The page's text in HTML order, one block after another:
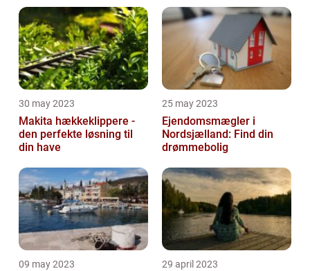
30 may 2023
Makita hækkeklippere -
den perfekte løsning til
din have
25 may 2023
Ejendomsmægler i
Nordsjælland: Find din
drømmebolig
09 may 2023 29 april 2023